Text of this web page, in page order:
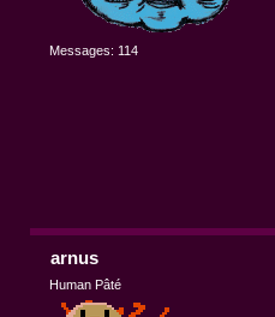
Messages: 114
arnus
Human Pâté